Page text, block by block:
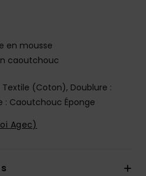
en mousse
caoutchouc
Textile (Coton), Doublure :
: Caoutchouc Éponge
Agec)